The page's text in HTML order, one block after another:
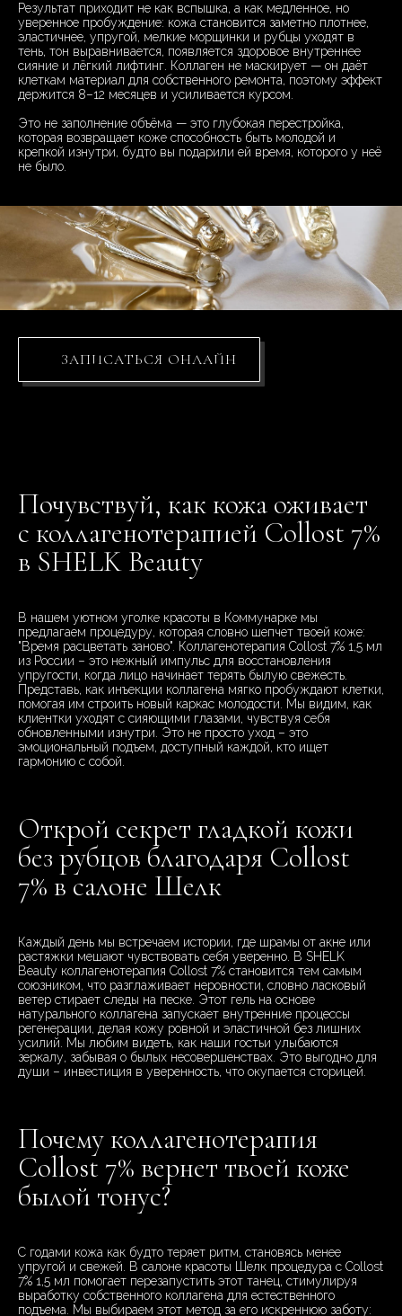
Результат приходит не как вспышка, а как медленное, но
уверенное пробуждение: кожа становится заметно плотнее,
эластичнее, упругой, мелкие морщинки и рубцы уходят в
тень, тон выравнивается, появляется здоровое внутреннее
сияние и лёгкий лифтинг. Коллаген не маскирует — он даёт
клеткам материал для собственного ремонта, поэтому эффект
держится 8–12 месяцев и усиливается курсом.
Это не заполнение объёма — это глубокая перестройка,
которая возвращает коже способность быть молодой и
крепкой изнутри, будто вы подарили ей время, которого у неё
не было.
ЗАПИСАТЬСЯ ОНЛАЙН
Почувствуй, как кожа оживает
с коллагенотерапией Collost 7%
в SHELK Beauty
В нашем уютном уголке красоты в Коммунарке мы
предлагаем процедуру, которая словно шепчет твоей коже:
"Время расцветать заново". Коллагенотерапия Collost 7% 1,5 мл
из России – это нежный импульс для восстановления
упругости, когда лицо начинает терять былую свежесть.
Представь, как инъекции коллагена мягко пробуждают клетки,
помогая им строить новый каркас молодости. Мы видим, как
клиентки уходят с сияющими глазами, чувствуя себя
обновленными изнутри. Это не просто уход – это
эмоциональный подъем, доступный каждой, кто ищет
гармонию с собой.
Открой секрет гладкой кожи
без рубцов благодаря Collost
7% в салоне Шелк
Каждый день мы встречаем истории, где шрамы от акне или
растяжки мешают чувствовать себя уверенно. В SHELK
Beauty коллагенотерапия Collost 7% становится тем самым
союзником, что разглаживает неровности, словно ласковый
ветер стирает следы на песке. Этот гель на основе
натурального коллагена запускает внутренние процессы
регенерации, делая кожу ровной и эластичной без лишних
усилий. Мы любим видеть, как наши гостьи улыбаются
зеркалу, забывая о былых несовершенствах. Это выгодно для
души – инвестиция в уверенность, что окупается сторицей.
Почему коллагенотерапия
Collost 7% вернет твоей коже
былой тонус?
С годами кожа как будто теряет ритм, становясь менее
упругой и свежей. В салоне красоты Шелк процедура с Collost
7% 1,5 мл помогает перезапустить этот танец, стимулируя
выработку собственного коллагена для естественного
подъема. Мы выбираем этот метод за его искреннюю заботу: